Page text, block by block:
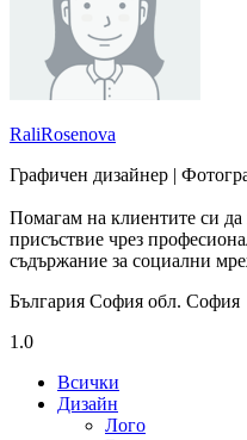
RaliRosenova
Графичен дизайнер |
Помагам на клиентите си да
присъствие чрез
съдържание за социални
България София обл. София
1.0
Всички
Дизайн
Лого